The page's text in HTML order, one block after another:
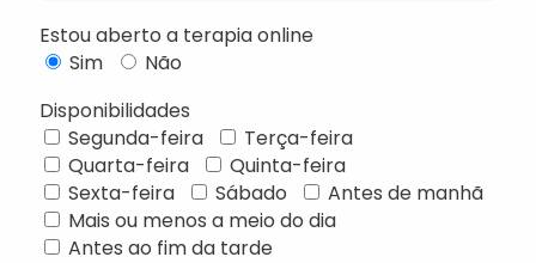
Estou aberto a terapia online
Sim
Não
Disponibilidades
Segunda-feira
Terça-feira
Quarta-feira
Quinta-feira
Sexta-feira
Sábado
Antes de manhã
Mais ou menos a meio do dia
Antes ao fim da tarde
Français